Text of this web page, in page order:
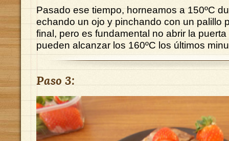
Pasado ese tiempo, horneamos a 150ºC
echando un ojo y pinchando con un palillo
final, pero es fundamental no abrir la
pueden alcanzar los 160ºC los últimos
Paso 3: